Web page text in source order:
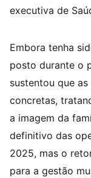
executiva de
Embora tenha
posto durante o
sustentou que
concretas,
a imagem da
definitivo das
2025, mas o
para a gestão